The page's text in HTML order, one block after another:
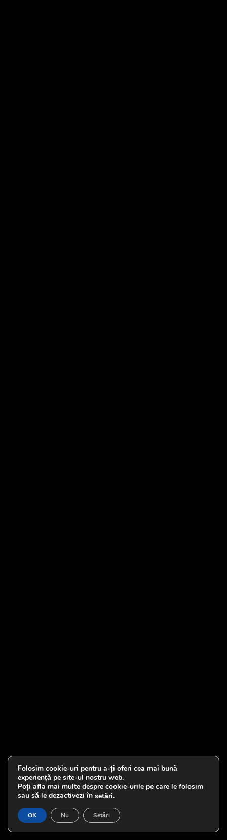
Folosim cookie-uri pentru a-ți oferi cea mai bună
experiență pe site-ul nostru web.
Poți afla mai multe despre cookie-urile pe care le folosim
sau să le dezactivezi în setări.
OK Nu Setări